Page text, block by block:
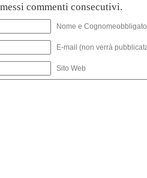
commenti consecutivi.
Nome e
E-mail (non verrà
Sito Web